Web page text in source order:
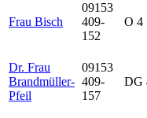
Frau Bisch
09153
409-
152
O 4
Dr. Frau
Brandmüller-
Pfeil
09153
409-
157
DG